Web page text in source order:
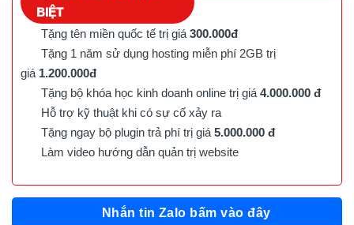
BIỆT
Tặng tên miền quốc tế trị giá 300.000đ
Tặng 1 năm sử dụng hosting miễn phí 2GB trị
giá 1.200.000đ
Tặng bộ khóa học kinh doanh online trị giá 4.000.000 đ
Hỗ trợ kỹ thuật khi có sự cố xảy ra
Tặng ngay bộ plugin trả phí trị giá 5.000.000 đ
Làm video hướng dẫn quản trị website
Nhắn tin Zalo bấm vào đây